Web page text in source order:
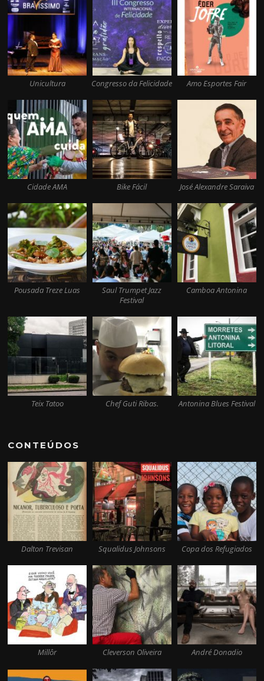
Unicultura Congresso da Felicidade Amo Esportes Fair
Cidade AMA Bike Fácil José Alexandre Saraiva
Pousada Treze Luas
Saul Trumpet Jazz
Festival
Camboa Antonina
Teix Tatoo Chef Guti Ribas. Antonina Blues Festival
CONTEÚDOS
Dalton Trevisan Squalidus Johnsons Copa dos Refugiados
Millôr Cleverson Oliveira André Donadio